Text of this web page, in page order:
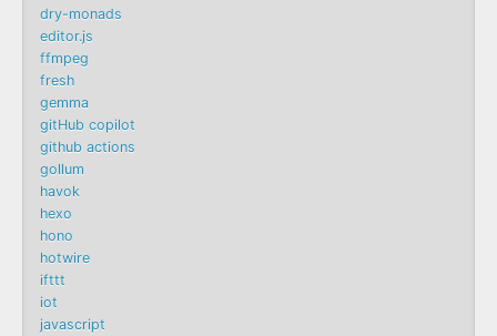
dry-monads
editor.js
ffmpeg
fresh
gemma
gitHub copilot
github actions
gollum
havok
hexo
hono
hotwire
ifttt
iot
javascript